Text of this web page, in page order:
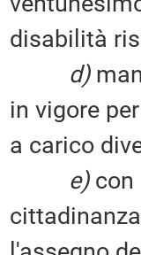
disabilità
d)
in vigore
a carico
e)con